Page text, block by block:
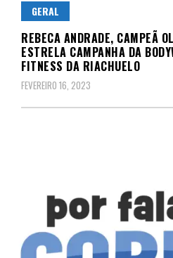
GERAL
REBECA ANDRADE, CAMPEÃ
ESTRELA CAMPANHA DA
FITNESS DA RIACHUELO
FEVEREIRO 16, 2023